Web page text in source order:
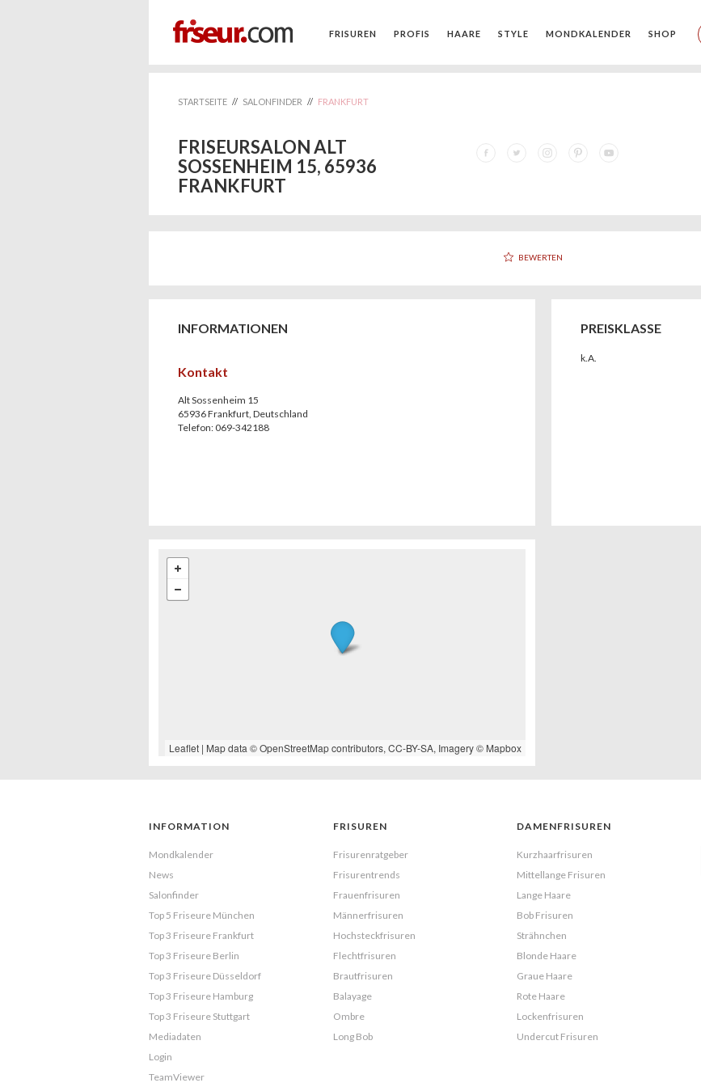
FRISUREN PROFIS HAARE STYLE MONDKALENDER SHOP
STARTSEITE // SALONFINDER // FRANKFURT
FRISEURSALON ALT
SOSSENHEIM 15, 65936
FRANKFURT
BEWERTEN
INFORMATIONEN
Kontakt
Alt Sossenheim 15
65936Frankfurt, Deutschland
Telefon: 069-342188
PREISKLASSE
k.A.
Leaflet| Map data ©OpenStreetMapcontributors, CC-BY-SA, Imagery © Mapbox
INFORMATION
Mondkalender
News
Salonfinder
Top 5 Friseure München
Top 3 Friseure Frankfurt
Top 3 Friseure Berlin
Top 3 Friseure Düsseldorf
Top 3 Friseure Hamburg
Top 3 Friseure Stuttgart
Mediadaten
Login
TeamViewer
FRISUREN
Frisurenratgeber
Frisurentrends
Frauenfrisuren
Männerfrisuren
Hochsteckfrisuren
Flechtfrisuren
Brautfrisuren
Balayage
Ombre
Long Bob
DAMENFRISUREN
Kurzhaarfrisuren
Mittellange Frisuren
Lange Haare
Bob Frisuren
Strähnchen
Blonde Haare
Graue Haare
Rote Haare
Lockenfrisuren
Undercut Frisuren